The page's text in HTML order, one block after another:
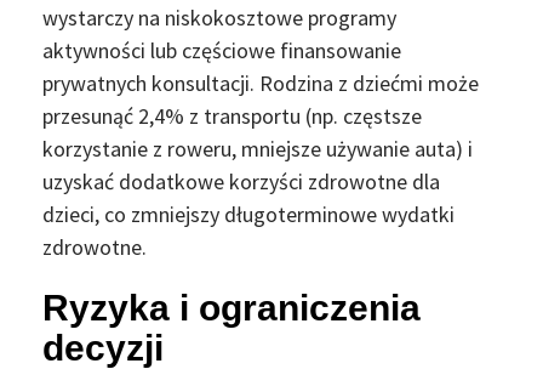
wystarczy na niskokosztowe programy
aktywności lub częściowe finansowanie
prywatnych konsultacji. Rodzina z dziećmi może
przesunąć 2,4% z transportu (np. częstsze
korzystanie z roweru, mniejsze używanie auta) i
uzyskać dodatkowe korzyści zdrowotne dla
dzieci, co zmniejszy długoterminowe wydatki
zdrowotne.
Ryzyka i ograniczenia
decyzji